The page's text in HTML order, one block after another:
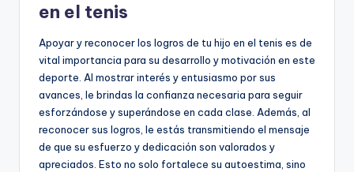
en el tenis
Apoyar y reconocer los logros de tu hijo en el tenis es de
vital importancia para su desarrollo y motivación en este
deporte. Al mostrar interés y entusiasmo por sus
avances, le brindas la confianza necesaria para seguir
esforzándose y superándose en cada clase. Además, al
reconocer sus logros, le estás transmitiendo el mensaje
de que su esfuerzo y dedicación son valorados y
apreciados. Esto no solo fortalece su autoestima, sino